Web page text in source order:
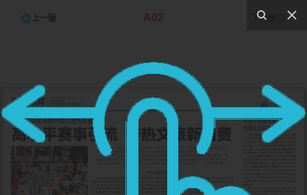
上一版 A02 下一版